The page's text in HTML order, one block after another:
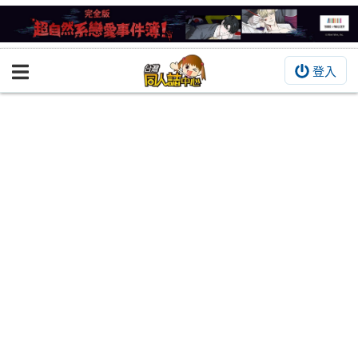
登入
BOOKY書集倉庫